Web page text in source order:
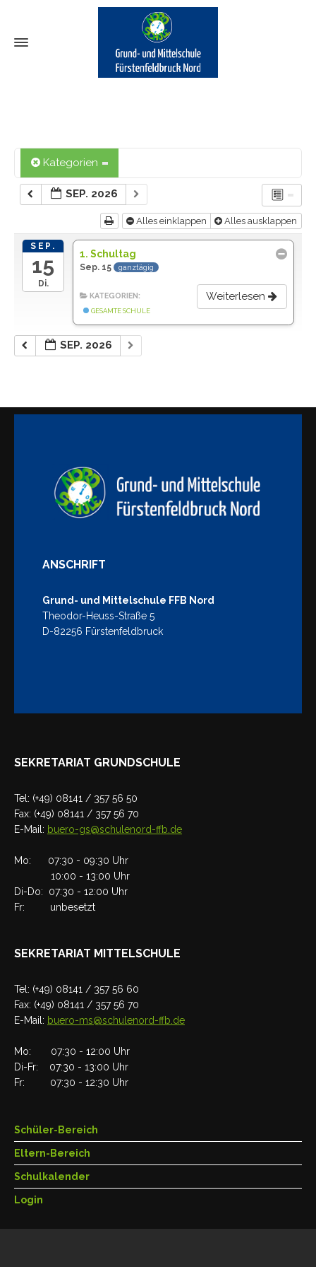
Kategorien
SEP. 2026
Alles einklappen Alles ausklappen
SEP.
15
Di.
1. Schultag
Sep. 15 ganztägig
Weiterlesen
KATEGORIEN:
GESAMTE SCHULE
SEP. 2026
ANSCHRIFT
Grund- und Mittelschule FFB Nord
Theodor-Heuss-Straße 5
D-82256 Fürstenfeldbruck
SEKRETARIAT GRUNDSCHULE
Tel: (+49) 08141 / 357 56 50
Fax: (+49) 08141 / 357 56 70
E-Mail: buero-gs@schulenord-ffb.de
Mo: 07:30 - 09:30 Uhr
10:00 - 13:00 Uhr
Di-Do: 07:30 - 12:00 Uhr
Fr: unbesetzt
SEKRETARIAT MITTELSCHULE
Tel: (+49) 08141 / 357 56 60
Fax: (+49) 08141 / 357 56 70
E-Mail: buero-ms@schulenord-ffb.de
Mo: 07:30 - 12:00 Uhr
Di-Fr: 07:30 - 13:00 Uhr
Fr: 07:30 - 12:30 Uhr
Schüler-Bereich
Eltern-Bereich
Schulkalender
Login